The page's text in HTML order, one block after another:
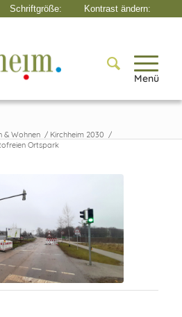
Menü
& Wohnen / Kirchheim 2030 /
Ortspark